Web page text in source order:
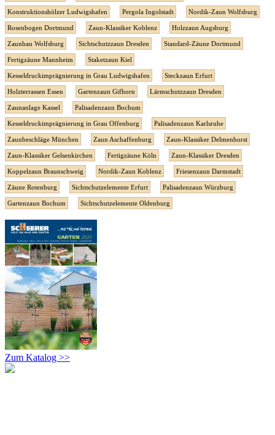
Konstruktionshölzer Ludwigshafen Pergola Ingolstadt Nordik-Zaun Wolfsburg
Rosenbogen Dortmund Zaun-Klassiker Koblenz Holzzaun Augsburg
Zaunbau Wolfsburg Sichtschutzzaun Dresden Standard-Zäune Dortmund
Fertigzäune Mannheim Staketzaun Kiel
Kesseldruckimprägnierung in Grau Ludwigshafen Steckzaun Erfurt
Holzterrassen Essen Gartenzaun Gifhorn Lärmschutzzaun Dresden
Zaunanlage Kassel Palisadenzaun Bochum
Kesseldruckimprägnierung in Grau Offenburg Palisadenzaun Karlsruhe
Zaunbeschläge München Zaun Aschaffenburg Zaun-Klassiker Delmenhorst
Zaun-Klassiker Gelsenkirchen Fertigzäune Köln Zaun-Klassiker Dresden
Koppelzaun Braunschweig Nordik-Zaun Koblenz Friesenzaun Darmstadt
Zäune Rotenburg Sichtschutzelemente Erfurt Palisadenzaun Würzburg
Gartenzaun Bochum Sichtschutzelemente Oldenburg
Zum Katalog >>